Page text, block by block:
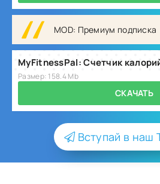
MOD: Премиум подписка
Размер: 158.4 Mb
СКАЧАТЬ
Вступай в наш